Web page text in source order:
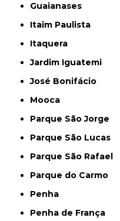
Guaianases
Itaim Paulista
Itaquera
Jardim Iguatemi
José Bonifácio
Mooca
Parque São Jorge
Parque São Lucas
Parque São Rafael
Parque do Carmo
Penha
Penha de França